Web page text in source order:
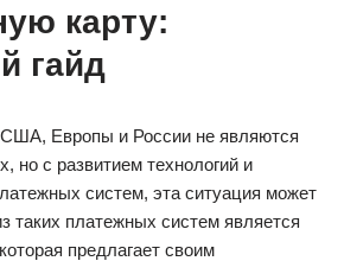
карту:
гайд
Европы и России не являются
но с развитием технологий и
систем, эта ситуация может
таких платежных систем является
предлагает своим